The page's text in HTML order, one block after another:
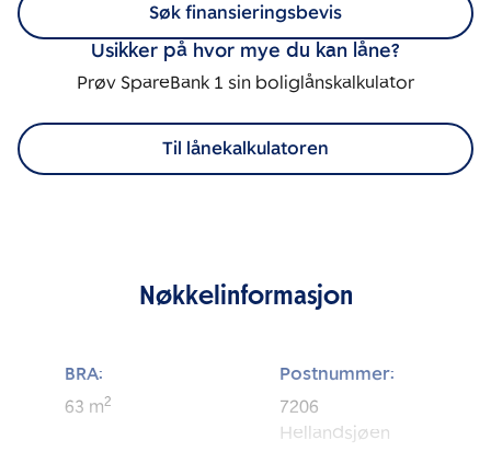
Søk finansieringsbevis
Usikker på hvor mye du kan låne?
Prøv SpareBank 1 sin boliglånskalkulator
Til lånekalkulatoren
Nøkkelinformasjon
BRA:
63 m2
Postnummer:
7206
Hellandsjøen